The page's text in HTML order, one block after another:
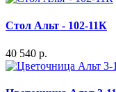
Стол Альт - 102-11К
40 540 р.